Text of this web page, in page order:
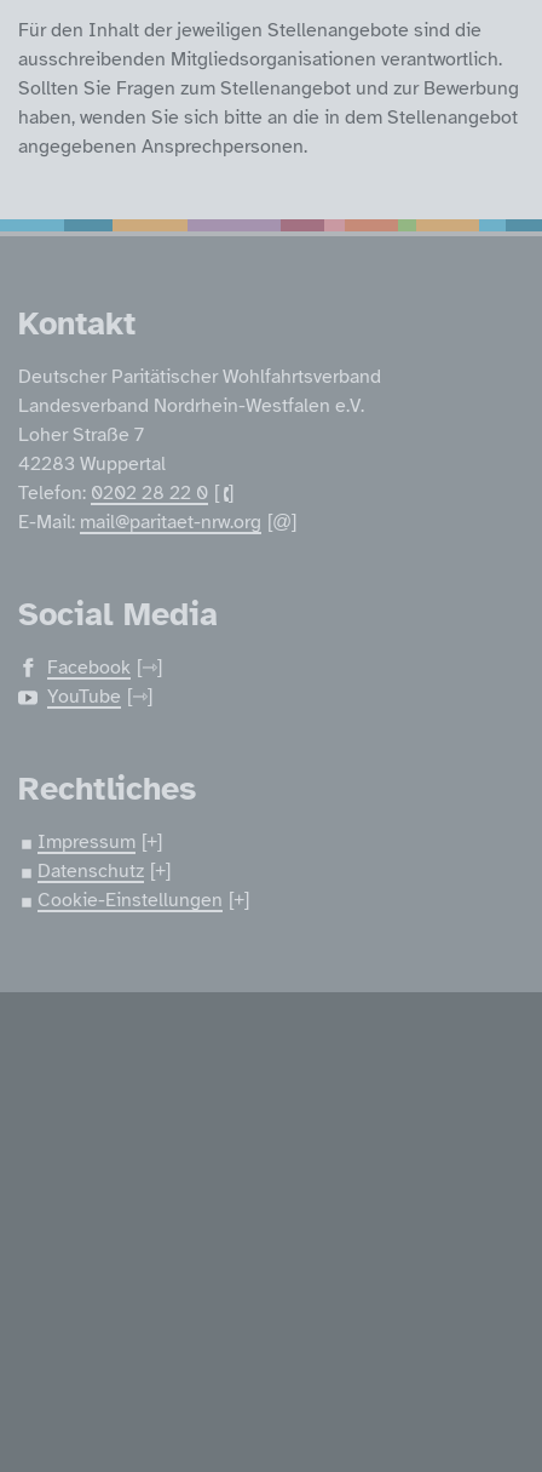
Für den Inhalt der jeweiligen Stellenangebote sind die
ausschreibenden Mitgliedsorganisationen verantwortlich.
Sollten Sie Fragen zum Stellenangebot und zur Bewerbung
haben, wenden Sie sich bitte an die in dem Stellenangebot
angegebenen Ansprechpersonen.
Service
Kontakt
Deutscher Paritätischer Wohlfahrtsverband
Landesverband Nordrhein-Westfalen e.V.
Loher Straße 7
42283 Wuppertal
Telefon: 0202 28 22 0
E-Mail: mail@paritaet-nrw.org
Social Media
Facebook
YouTube
Rechtliches
Impressum
Datenschutz
Cookie-Einstellungen